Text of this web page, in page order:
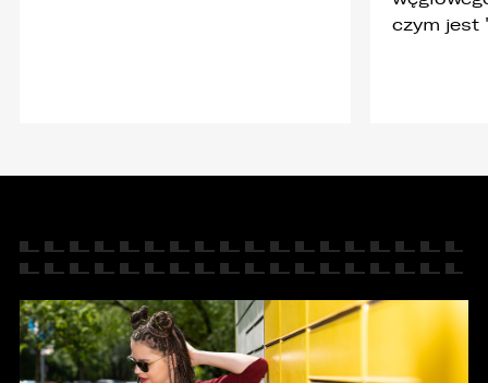
czym jest
PORÓWNYWARKA JEST PEŁNA!
ZASTĄP
EMAIL